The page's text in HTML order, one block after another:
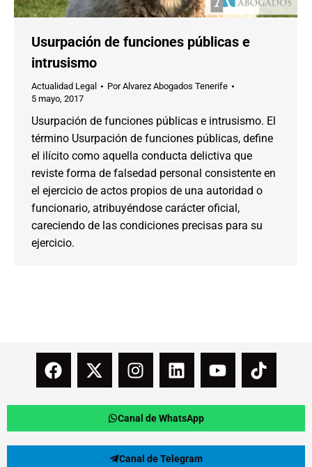
Usurpación de funciones públicas e
intrusismo
Actualidad Legal PorAlvarez Abogados Tenerife
5 mayo, 2017
Usurpación de funciones públicas e intrusismo. El
término Usurpación de funciones públicas, define
el ilícito como aquella conducta delictiva que
reviste forma de falsedad personal consistente en
el ejercicio de actos propios de una autoridad o
funcionario, atribuyéndose carácter oficial,
careciendo de las condiciones precisas para su
ejercicio.
Canal de WhatsApp
Canal de Telegram